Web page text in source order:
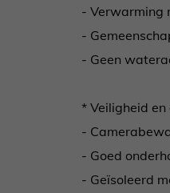
- Verwarming
-
- Geen
️* Veiligheid en
-
- Goed
- Geïsoleerd